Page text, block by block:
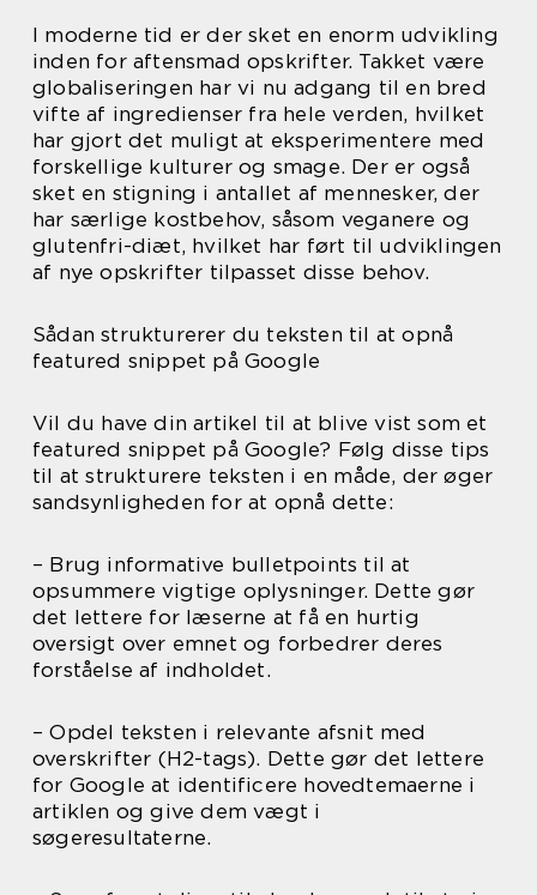
I moderne tid er der sket en enorm udvikling
inden for aftensmad opskrifter. Takket være
globaliseringen har vi nu adgang til en bred
vifte af ingredienser fra hele verden, hvilket
har gjort det muligt at eksperimentere med
forskellige kulturer og smage. Der er også
sket en stigning i antallet af mennesker, der
har særlige kostbehov, såsom veganere og
glutenfri-diæt, hvilket har ført til udviklingen
af nye opskrifter tilpasset disse behov.
Sådan strukturerer du teksten til at opnå
featured snippet på Google
Vil du have din artikel til at blive vist som et
featured snippet på Google? Følg disse tips
til at strukturere teksten i en måde, der øger
sandsynligheden for at opnå dette:
– Brug informative bulletpoints til at
opsummere vigtige oplysninger. Dette gør
det lettere for læserne at få en hurtig
oversigt over emnet og forbedrer deres
forståelse af indholdet.
– Opdel teksten i relevante afsnit med
overskrifter (H2-tags). Dette gør det lettere
for Google at identificere hovedtemaerne i
artiklen og give dem vægt i
søgeresultaterne.